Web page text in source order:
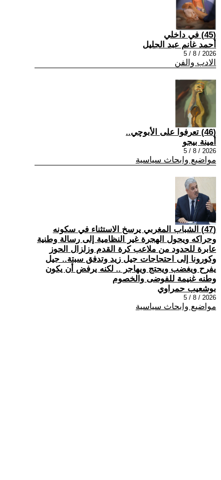
(45) في داخلي
أحمد غانم عبد الجليل
2026 / 8 / 5
الادب والفن
(46) تعرفوا على الأبوچي..
أمينة بيجو
2026 / 8 / 5
مواضيع وابحاث سياسية
(47) الشباب المغربي يرسخ الاستثناء في سكونه
وحراكه ويحول الهجرة غير النظامية إلى رسالة وطنية
عابرة للحدود من ملاعب كرة القدم وزلزال الحوز
وكورونا إلى احتجاجات جيل زيد وتدفق سبتة.. جيل
يفرح ويغضب ويحتج ويهاجر .. لكنه يرفض أن يكون
وطنه غنيمة للفوضى والخصوم
بوشعيب حمراوي
2026 / 8 / 5
مواضيع وابحاث سياسية